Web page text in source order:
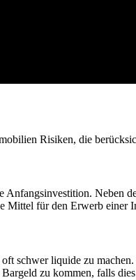
Risiken, die
Neben
Mittel für den Erwerb einer
schwer liquide zu
zu kommen, falls